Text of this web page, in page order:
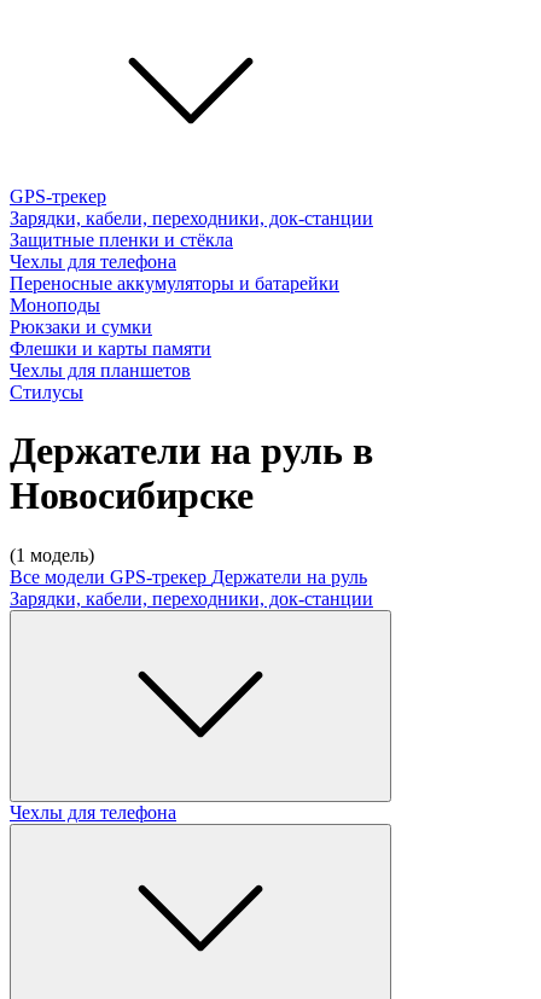
GPS-трекер
Зарядки, кабели, переходники, док-станции
Защитные пленки и стёкла
Чехлы для телефона
Переносные аккумуляторы и батарейки
Моноподы
Рюкзаки и сумки
Флешки и карты памяти
Чехлы для планшетов
Стилусы
Держатели на руль в
Новосибирске
(1 модель)
Все модели GPS-трекер Держатели на руль
Зарядки, кабели, переходники, док-станции
Чехлы для телефона